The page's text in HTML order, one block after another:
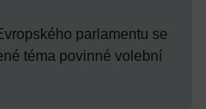
parlamentu se
téma povinné volební